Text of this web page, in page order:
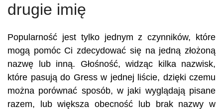
drugie imię
Popularność jest tylko jednym z czynników, które
mogą pomóc Ci zdecydować się na jedną złożoną
nazwę lub inną. Głośność, widząc kilka nazwisk,
które pasują do Gress w jednej liście, dzięki czemu
można porównać sposób, w jaki wyglądają pisane
razem, lub większa obecność lub brak nazwy w